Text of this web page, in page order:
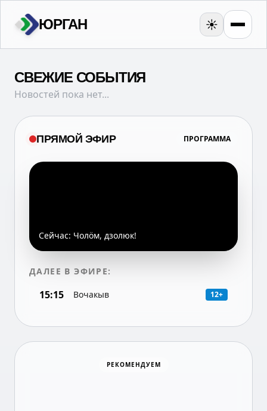
ЮРГАН ☀️
СВЕЖИЕ СОБЫТИЯ
Новостей пока нет...
ПРЯМОЙ ЭФИР ПРОГРАММА
Сейчас: Чолöм, дзолюк!
ДАЛЕЕ В ЭФИРЕ:
15:15 Вочакыв 12+
РЕКОМЕНДУЕМ
Хоккей